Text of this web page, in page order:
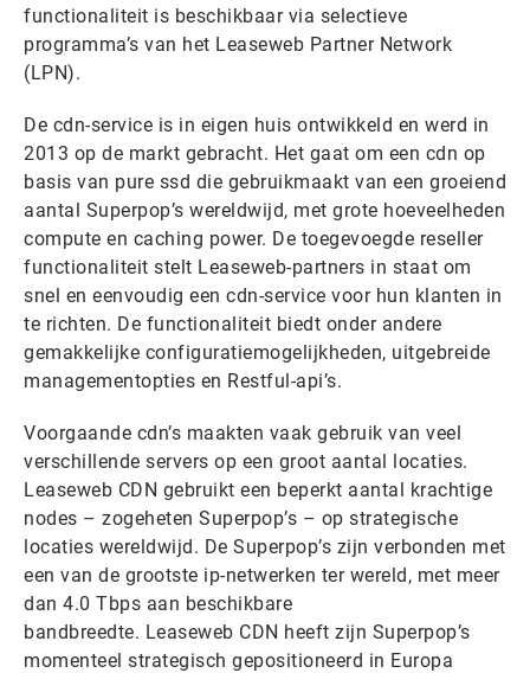
functionaliteit is beschikbaar via selectieve
programma’s van het Leaseweb Partner Network
(LPN).
De cdn-service is in eigen huis ontwikkeld en werd in
2013 op de markt gebracht. Het gaat om een cdn op
basis van pure ssd die gebruikmaakt van een groeiend
aantal Superpop’s wereldwijd, met grote hoeveelheden
compute en caching power. De toegevoegde reseller
functionaliteit stelt Leaseweb-partners in staat om
snel en eenvoudig een cdn-service voor hun klanten in
te richten. De functionaliteit biedt onder andere
gemakkelijke configuratiemogelijkheden, uitgebreide
managementopties en Restful-api’s.
Voorgaande cdn’s maakten vaak gebruik van veel
verschillende servers op een groot aantal locaties.
Leaseweb CDN gebruikt een beperkt aantal krachtige
nodes – zogeheten Superpop’s – op strategische
locaties wereldwijd. De Superpop’s zijn verbonden met
een van de grootste ip-netwerken ter wereld, met meer
dan 4.0 Tbps aan beschikbare
bandbreedte. Leaseweb CDN heeft zijn Superpop’s
momenteel strategisch gepositioneerd in Europa